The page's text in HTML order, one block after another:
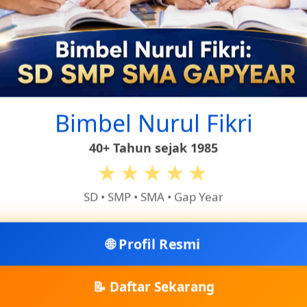
proses pembuatan madu.
sel madu dengan lilin lebah, seperti toples madu
Bimbel Nurul Fikri
40+ Tahun sejak 1985
★★★★★
SD • SMP • SMA • Gap Year
🌐 Profil Resmi
📝 Daftar Sekarang